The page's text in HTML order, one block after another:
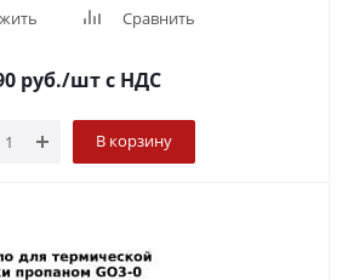
Сравнить
руб./штс НДС
В корзину